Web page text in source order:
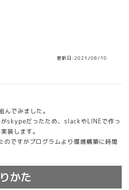
更新日:2021/08/10
でみました。
skypeだったため、slackやLINEで作っ
装します。
ですがプログラムより環境構築に時間
かた